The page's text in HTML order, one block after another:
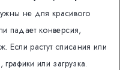
не для красивого
падает конверсия,
Если растут списания или
или загрузка.